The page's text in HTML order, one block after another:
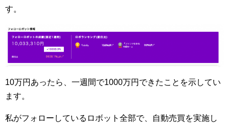
す。
10万円あったら、一週間で1000万円できたことを示してい
ます。
私がフォローしているロボット全部で、自動売買を実施し